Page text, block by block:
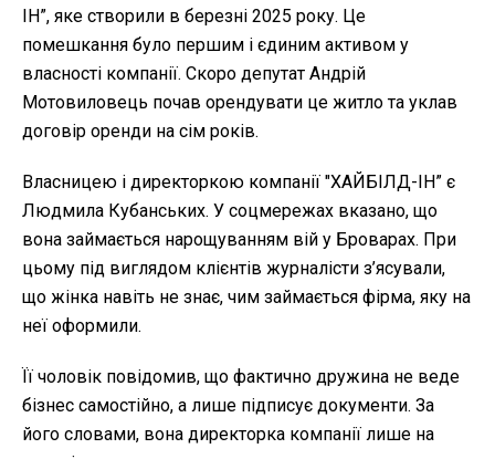
ІН”, яке створили в березні 2025 року. Це
помешкання було першим і єдиним активом у
власності компанії. Скоро депутат Андрій
Мотовиловець почав орендувати це житло та уклав
договір оренди на сім років.
Власницею і директоркою компанії "ХАЙБІЛД-ІН” є
Людмила Кубанських. У соцмережах вказано, що
вона займається нарощуванням вій у Броварах. При
цьому під виглядом клієнтів журналісти з’ясували,
що жінка навіть не знає, чим займається фірма, яку на
неї оформили.
Її чоловік повідомив, що фактично дружина не веде
бізнес самостійно, а лише підписує документи. За
його словами, вона директорка компанії лише на